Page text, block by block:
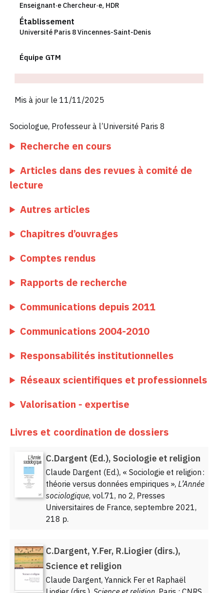
Sociologue, Professeur à l’Université Paris 8
Recherche en cours
Articles dans des revues à comité de
lecture
Autres articles
Chapitres d’ouvrages
Comptes rendus
Rapports de recherche
Communications depuis 2011
Communications 2004-2010
Responsabilités institutionnelles
Réseaux scientifiques et professionnels
Valorisation - expertise
Livres et coordination de dossiers
C.Dargent (Ed.), Sociologie et religion
Claude Dargent (Ed.), « Sociologie et religion :
théorie versus données empiriques », L’Année
sociologique, vol.71, no 2, Presses
Universitaires de France, septembre 2021,
218 p.
C.Dargent, Y.Fer, R.Liogier (dirs.),
Science et religion
Claude Dargent, Yannick Fer et Raphaël
Enseignant·e Chercheur·e, HDR
Établissement
Université Paris 8 Vincennes-Saint-Denis
Équipe GTM
Mis à jour le 11/11/2025